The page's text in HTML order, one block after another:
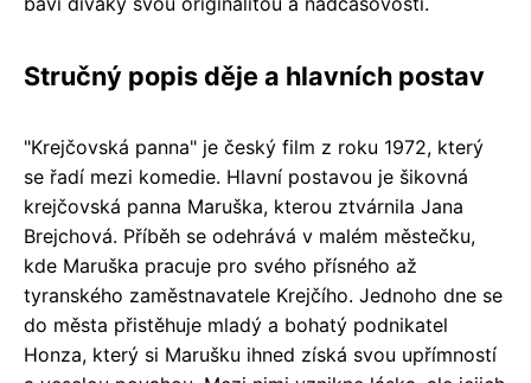
Stručný popis děje a hlavních postav
"Krejčovská panna" je český film z roku 1972, který
se řadí mezi komedie. Hlavní postavou je šikovná
krejčovská panna Maruška, kterou ztvárnila Jana
Brejchová. Příběh se odehrává v malém městečku,
kde Maruška pracuje pro svého přísného až
tyranského zaměstnavatele Krejčího. Jednoho dne se
do města přistěhuje mladý a bohatý podnikatel
Honza, který si Marušku ihned získá svou upřímností